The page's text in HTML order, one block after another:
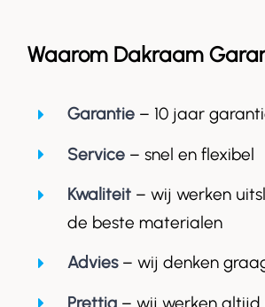
Waarom Dakraam
Garantie– 10 jaar
Service – snel en flexibel
Kwaliteit– wij werken
de beste materialen
Advies– wij denken
Prettig– wij werken altijd